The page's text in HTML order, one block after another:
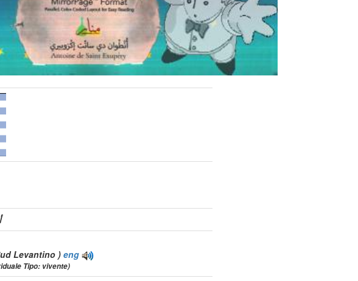
Levantino ) eng
Tipo: vivente)